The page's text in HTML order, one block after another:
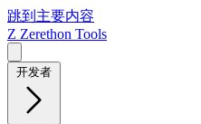
跳到主要内容
Z Zerethon Tools
开发者